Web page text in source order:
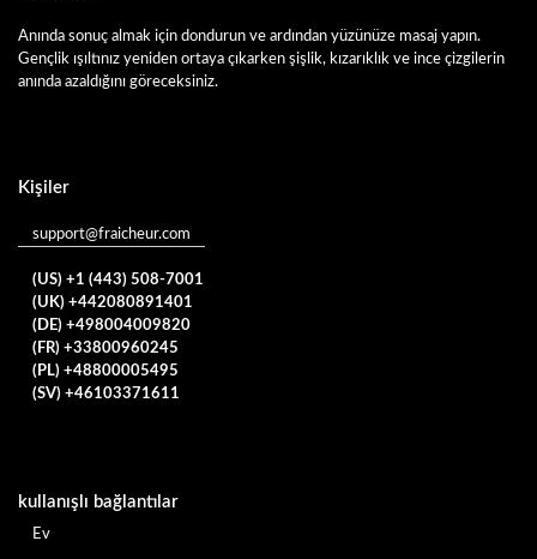
Anında sonuç almak için dondurun ve ardından yüzünüze masaj yapın.
Gençlik ışıltınız yeniden ortaya çıkarken şişlik, kızarıklık ve ince çizgilerin
anında azaldığını göreceksiniz.
Kişiler
support@fraicheur.com
(US) +1 (443) 508-7001
(UK) +442080891401
(DE) +498004009820
(FR) +33800960245
(PL) +48800005495
(SV) +46103371611
kullanışlı bağlantılar
Ev